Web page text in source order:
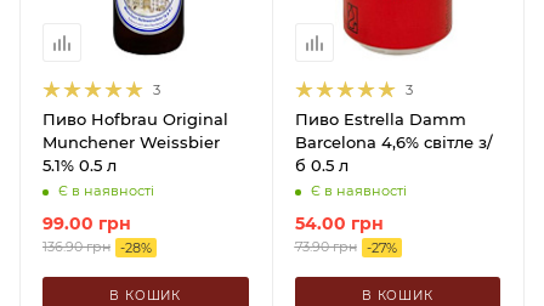
3
Пиво Hofbrau Original
Munchener Weissbier
5.1% 0.5 л
Є в наявності
99.00 грн
136.90грн -28%
В КОШИК
3
Пиво Estrella Damm
Barсelona 4,6% світле з/
б 0.5 л
Є в наявності
54.00 грн
73.90грн -27%
В КОШИК